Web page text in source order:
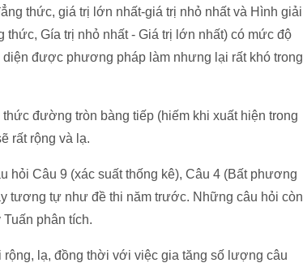
thức, giá trị lớn nhất-giá trị nhỏ nhất và Hình giải
thức, Gía trị nhỏ nhất - Giá trị lớn nhất) có mức độ
được phương pháp làm nhưng lại rất khó trong
đường tròn bàng tiếp (hiếm khi xuất hiện trong
rất rộng và lạ.
hỏi Câu 9 (xác suất thống kê), Câu 4 (Bất phương
tương tự như đề thi năm trước. Những câu hỏi còn
phân tích.
lạ, đồng thời với việc gia tăng số lượng câu